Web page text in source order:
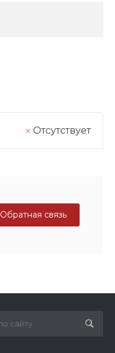
Отсутствует
Обратная связь